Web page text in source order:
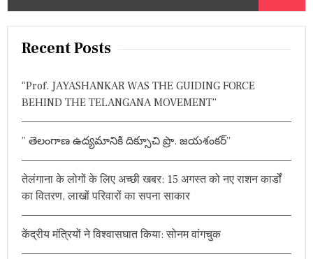
e
a
Recent Posts
“Prof. JAYASHANKAR WAS THE GUIDING FORCE
BEHIND THE TELANGANA MOVEMENT”
” తెలంగాణ ఉద్యమానికి దిక్సూచి ప్రొ. జయశంకర్”
तेलंगाना के लोगों के लिए अच्छी खबर: 15 अगस्त को नए राशन कार्डों
का वितरण, लाखों परिवारों का सपना साकार
केंद्रीय मंत्रियों ने विश्वासघात किया: सोनम वांगचुक